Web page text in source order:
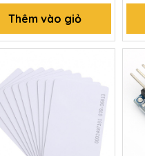
Thêm vào giỏ